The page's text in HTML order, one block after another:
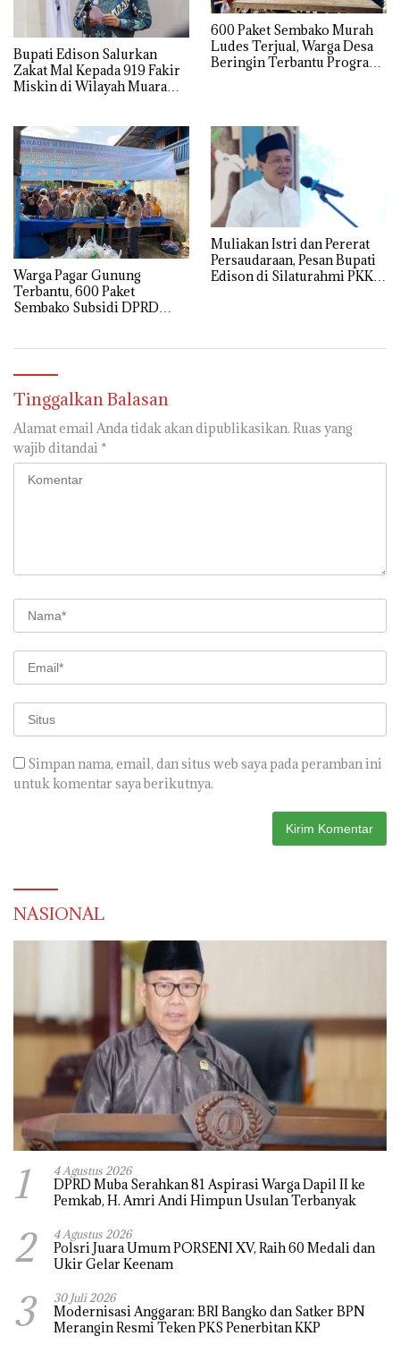
Bupati Edison Salurkan
Zakat Mal Kepada 919 Fakir
Miskin di Wilayah Muara
600 Paket Sembako Murah
Ludes Terjual, Warga Desa
Beringin Terbantu Program
Warga Pagar Gunung
Terbantu, 600 Paket
Sembako Subsidi DPRD
Muliakan Istri dan Pererat
Persaudaraan, Pesan Bupati
Edison di Silaturahmi PKK
Tinggalkan Balasan
Alamat email Anda tidak akan dipublikasikan. Ruas yang
wajib ditandai *
Simpan nama, email, dan situs web saya pada peramban ini
untuk komentar saya berikutnya.
NASIONAL
1 4 Agustus 2026
DPRD Muba Serahkan 81 Aspirasi Warga Dapil II ke
Pemkab, H. Amri Andi Himpun Usulan Terbanyak
2 4 Agustus 2026
Polsri Juara Umum PORSENI XV, Raih 60 Medali dan
Ukir Gelar Keenam
3 30 Juli 2026
Modernisasi Anggaran: BRI Bangko dan Satker BPN
Merangin Resmi Teken PKS Penerbitan KKP